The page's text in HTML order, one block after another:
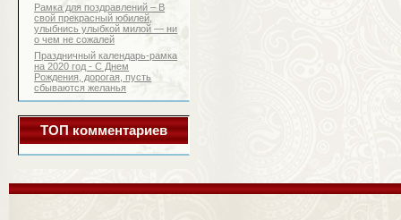
Рамка для поздравлений – В
свой прекрасный юбилей,
улыбнись улыбкой милой — ни
о чем не сожалей
Праздничный календарь-рамка
на 2020 год - С Днем
Рождения, дорогая, пусть
сбываются желанья
ТОП комментариев